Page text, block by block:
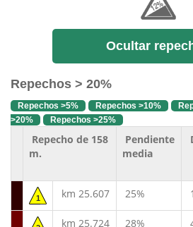
Ocultar
Repechos > 20%
Repechos >5% Repechos >10%
>20%
Repechos >25%
Repecho de 158
m.
Pendiente
media
1 km 25.607 25%
km 25.724 28%